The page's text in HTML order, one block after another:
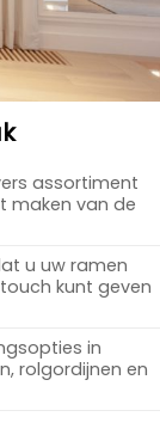
assortiment
maken van de
u uw ramen
kunt geven
in
rolgordijnen en